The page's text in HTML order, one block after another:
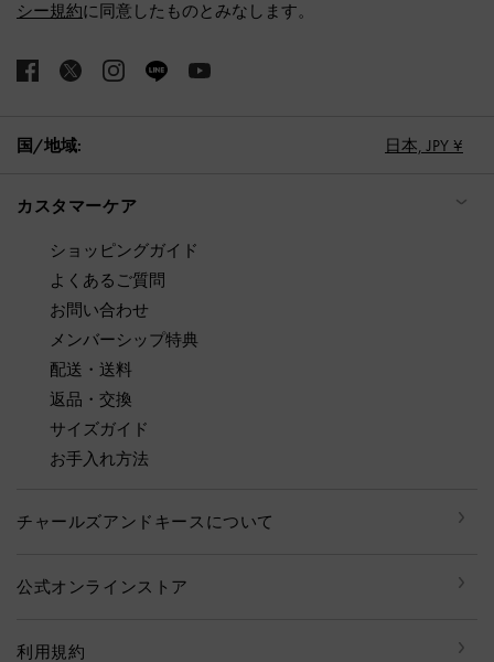
シー規約に同意したものとみなします。
国/地域: 日本, JPY ¥
カスタマーケア
ショッピングガイド
よくあるご質問
お問い合わせ
メンバーシップ特典
配送・送料
返品・交換
サイズガイド
お手入れ方法
チャールズアンドキースについて
公式オンラインストア
利用規約